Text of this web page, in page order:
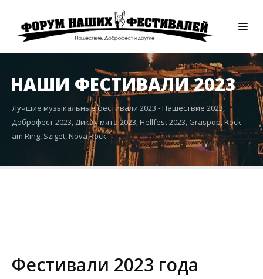
НАШИ ФЕСТИВАЛИ 2023
Лучшие музыкальные фестивали 2023 - Нашествие 2023,
Доброфест 2023, Дикая мята 2023, Hellfest 2023, Graspop, Rock
am Ring, Sziget, Nova Rock
Фестивали 2023 года